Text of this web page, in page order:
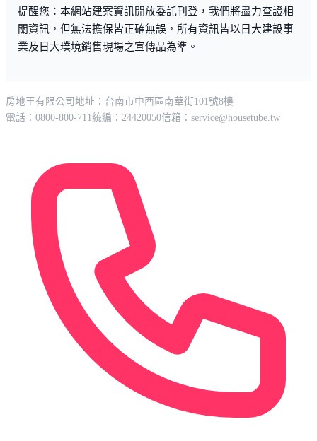
提醒您：本網站建案資訊開放委託刊登，我們將盡力查證相
關資訊，但無法擔保皆正確無誤，所有資訊皆以日大建設事
業及日大璞境銷售現場之宣傳品為準。
房地王有限公司 地址：台南市中西區南華街101號8樓
電話：0800-800-711統編：24420050信箱： service@housetube.tw